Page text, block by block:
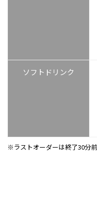
ソフトドリンク
※ラストオーダーは終了30分前